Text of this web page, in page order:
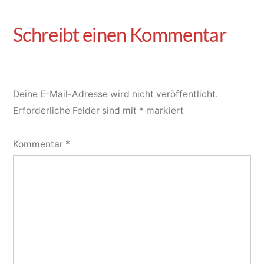
Deine E-Mail-Adresse wird nicht veröffentlicht.
Erforderliche Felder sind mit * markiert
Kommentar *